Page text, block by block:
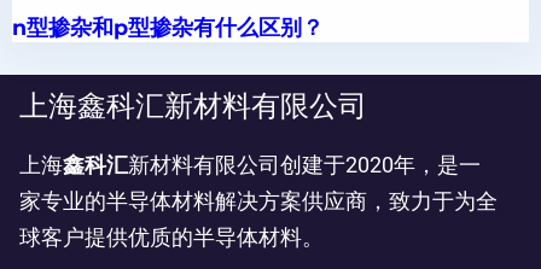
n型掺杂和p型掺杂有什么区别？
上海鑫科汇新材料有限公司
上海鑫科汇新材料有限公司创建于2020年，是一
家专业的半导体材料解决方案供应商，致力于为全
球客户提供优质的半导体材料。